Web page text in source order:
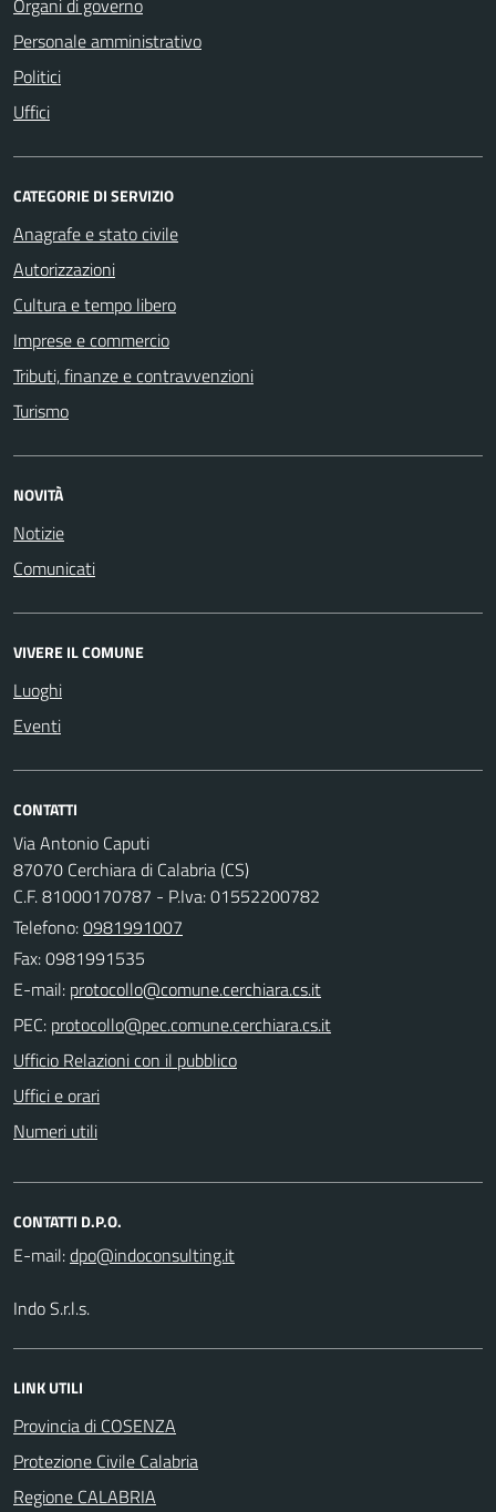
Personale amministrativo
Politici
Uffici
CATEGORIE DI SERVIZIO
Anagrafe e stato civile
Autorizzazioni
Cultura e tempo libero
Imprese e commercio
Tributi, finanze e contravvenzioni
Turismo
NOVITÀ
Notizie
Comunicati
VIVERE IL COMUNE
Luoghi
Eventi
CONTATTI
Via Antonio Caputi
87070 Cerchiara di Calabria (CS)
C.F. 81000170787 - P.Iva: 01552200782
Telefono:0981991007
Fax: 0981991535
E-mail:
PEC:
Ufficio Relazioni con il pubblico
Uffici e orari
Numeri utili
CONTATTI D.P.O.
E-mail:
Indo S.r.l.s.
LINK UTILI
Provincia di COSENZA
Protezione Civile Calabria
Regione CALABRIA